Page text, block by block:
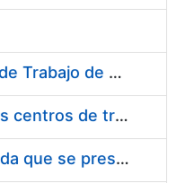
Suministro de Protectores Auditivos a medida para las personas trabajadoras de los Centros de Trabajo de Madrid y Burgos
Suministro de gafas graduadas antiproyecciones para los trabajadores de la FNMT-RCM en los centros de trabajo de Madrid y Burgos
Servicios de una empresa externa para el asesoramiento y resolución de los recursos de alzada que se presentan relacionados con procesos de selección para la FNMT-RCM